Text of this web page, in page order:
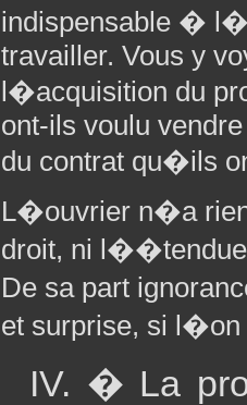
indispensable �
travailler. Vous y
l�acquisition du
ont-ils voulu
du contrat qu�ils
L�ouvrier n�a
droit, ni l��tendue
De sa part
et surprise, si l�on
IV. � La